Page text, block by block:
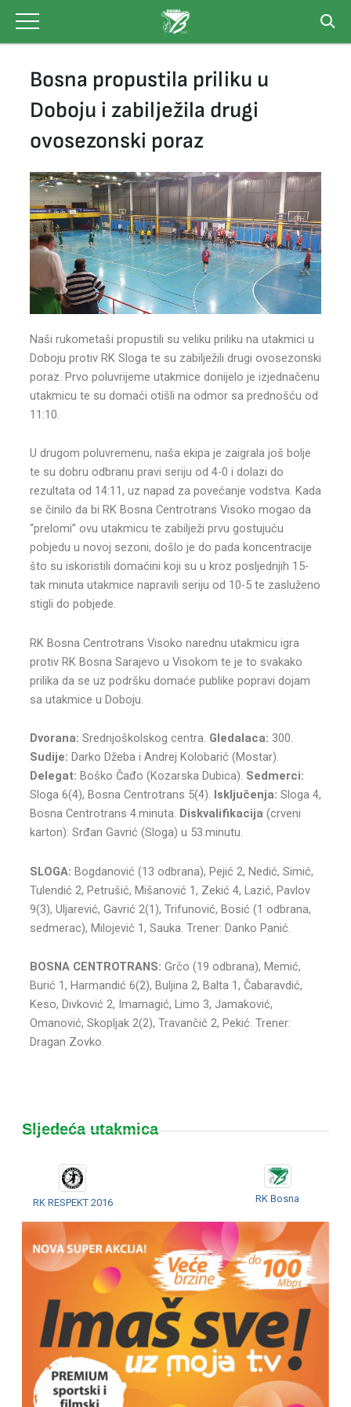
content
Bosna propustila priliku u
Doboju i zabilježila drugi
ovosezonski poraz
Naši rukometaši propustili su veliku priliku na utakmici u
Doboju protiv RK Sloga te su zabilježili drugi ovosezonski
poraz. Prvo poluvrijeme utakmice donijelo je izjednačenu
utakmicu te su domaći otišli na odmor sa prednošću od
11:10.
U drugom poluvremenu, naša ekipa je zaigrala još bolje
te su dobru odbranu pravi seriju od 4-0 i dolazi do
rezultata od 14:11, uz napad za povećanje vodstva. Kada
se činilo da bi RK Bosna Centrotrans Visoko mogao da
“prelomi” ovu utakmicu te zabilježi prvu gostujuću
pobjedu u novoj sezoni, došlo je do pada koncentracije
što su iskoristili domaćini koji su u kroz posljednjih 15-
tak minuta utakmice napravili seriju od 10-5 te zasluženo
stigli do pobjede.
RK Bosna Centrotrans Visoko narednu utakmicu igra
protiv RK Bosna Sarajevo u Visokom te je to svakako
prilika da se uz podršku domaće publike popravi dojam
sa utakmice u Doboju.
Dvorana: Srednjoškolskog centra. Gledalaca: 300.
Sudije: Darko Džeba i Andrej Kolobarić (Mostar).
Delegat: Boško Čađo (Kozarska Dubica). Sedmerci:
Sloga 6(4), Bosna Centrotrans 5(4). Isključenja: Sloga 4,
Bosna Centrotrans 4.minuta. Diskvalifikacija (crveni
karton): Srđan Gavrić (Sloga) u 53.minutu.
SLOGA: Bogdanović (13 odbrana), Pejić 2, Nedić, Simić,
Tulendić 2, Petrušić, Mišanović 1, Zekić 4, Lazić, Pavlov
9(3), Uljarević, Gavrić 2(1), Trifunović, Bosić (1 odbrana,
sedmerac), Milojević 1, Sauka. Trener: Danko Panić.
BOSNA CENTROTRANS: Grčo (19 odbrana), Memić,
Burić 1, Harmandić 6(2), Buljina 2, Balta 1, Čabaravdić,
Keso, Divković 2, Imamagić, Limo 3, Jamaković,
Omanović, Skopljak 2(2), Travančić 2, Pekić. Trener:
Dragan Zovko.
Sljedeća utakmica
RK RESPEKT 2016 RK Bosna